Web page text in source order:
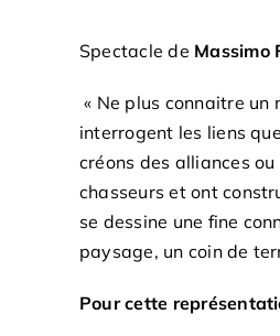
Spectacle de Massimo
« Ne plus connaitre un
interrogent les liens
créons des alliances
chasseurs et ont
se dessine une fine
paysage, un coin de
Pour cette